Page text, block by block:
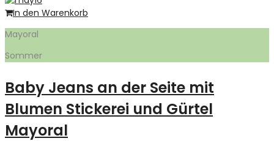
In den Warenkorb
Mayoral
Sommer
Baby Jeans an der Seite mit
Blumen Stickerei und Gürtel
Mayoral